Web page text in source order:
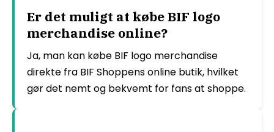
Er det muligt at købe BIF logo
merchandise online?
Ja, man kan købe BIF logo merchandise
direkte fra BIF Shoppens online butik, hvilket
gør det nemt og bekvemt for fans at shoppe.